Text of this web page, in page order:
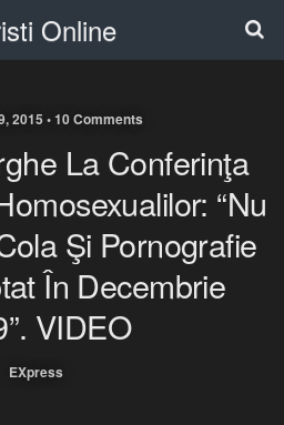
Online
2015 • 10 Comments
La Conferinţa
“Nu
Şi Pornografie
În Decembrie
VIDEO
EXpress